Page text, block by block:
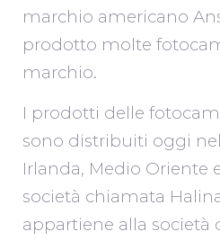
marchio americano
prodotto molte
marchio.
I prodotti delle
sono distribuiti oggi
Irlanda, Medio Oriente
società chiamata
appartiene alla società